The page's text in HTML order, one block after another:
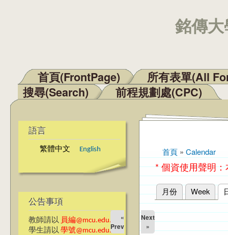
銘傳
主選單
首頁(FrontPage)
所有表單(All
搜尋(Search)
前程規劃處(CPC)
語言
繁體中文 English
公告事項
教師請以 員編@mcu.edu.tw
學生請以 學號@mcu.edu.tw
您在這裡
首頁 » Calendar
* 個資使用聲明
主要索引標籤
月份 Week
«
Prev
Next
»